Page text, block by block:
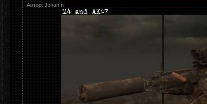
Автор: Johan n